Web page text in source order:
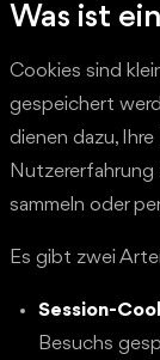
Was ist
Cookies sind
gespeichert
dienen dazu,
Nutzererfahrung
sammeln oder
Es gibt zwei
Session-
Besuchs